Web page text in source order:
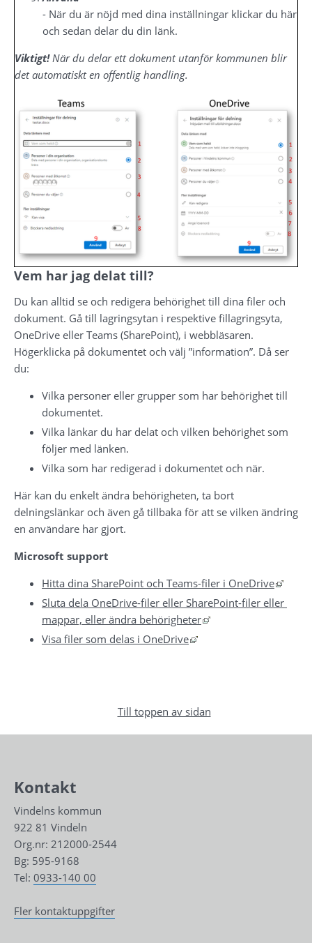
- När du är nöjd med dina inställningar klickar du här
och sedan delar du din länk.
Viktigt! När du delar ett dokument utanför kommunen blir
det automatiskt en offentlig handling.
Vem har jag delat till?
Du kan alltid se och redigera behörighet till dina filer och
dokument. Gå till lagringsytan i respektive fillagringsyta,
OneDrive eller Teams (SharePoint), i webbläsaren.
Högerklicka på dokumentet och välj ”information”. Då ser
du:
Vilka personer eller grupper som har behörighet till
dokumentet.
Vilka länkar du har delat och vilken behörighet som
följer med länken.
Vilka som har redigerad i dokumentet och när.
Här kan du enkelt ändra behörigheten, ta bort
delningslänkar och även gå tillbaka för att se vilken ändring
en användare har gjort.
Microsoft support
Hitta dina SharePoint och Teams-filer i OneDrive Länk
Sluta dela OneDrive-filer eller SharePoint-filer eller
mappar, eller ändra behörigheter Länk till annan
Visa filer som delas i OneDrive Länk till annan
Till toppen av sidan
Kontakt
Vindelns kommun
922 81 Vindeln
Org.nr: 212000-2544
Bg: 595-9168
Tel: 0933-140 00
Fler kontaktuppgifter